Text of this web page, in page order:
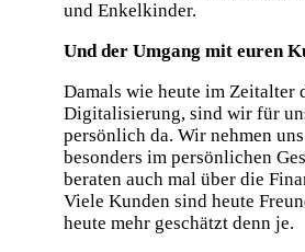
und Enkelkinder.
Und der Umgang mit euren
Damals wie heute im Zeitalter
Digitalisierung, sind wir für
persönlich da. Wir nehmen
besonders im persönlichen
beraten auch mal über die
Viele Kunden sind heute
heute mehr geschätzt denn je.